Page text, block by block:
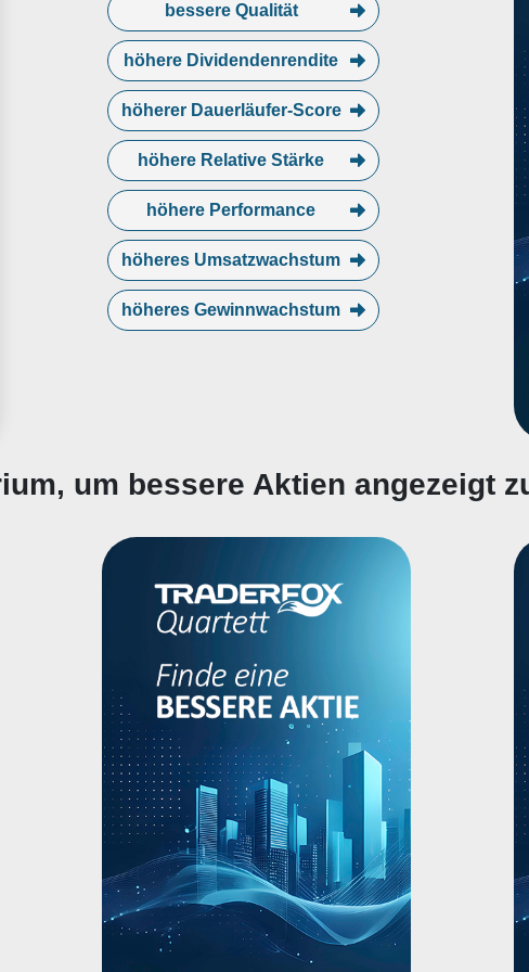
bessere Qualität
höhere Dividendenrendite
höherer Dauerläufer-Score
höhere Relative Stärke
höhere Performance
höheres Umsatzwachstum
höheres Gewinnwachstum
um bessere Aktien angezeigt